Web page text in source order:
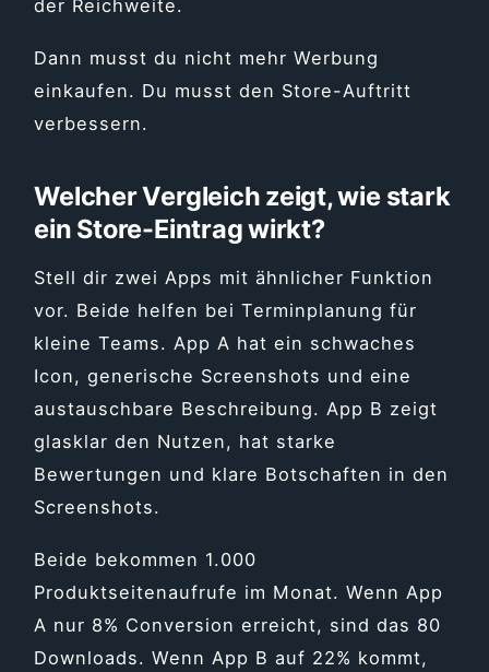
der Reichweite.
Dann musst du nicht mehr Werbung
einkaufen. Du musst den Store-Auftritt
verbessern.
Welcher Vergleich zeigt, wie stark
ein Store-Eintrag wirkt?
Stell dir zwei Apps mit ähnlicher Funktion
vor. Beide helfen bei Terminplanung für
kleine Teams. App A hat ein schwaches
Icon, generische Screenshots und eine
austauschbare Beschreibung. App B zeigt
glasklar den Nutzen, hat starke
Bewertungen und klare Botschaften in den
Screenshots.
Beide bekommen 1.000
Produktseitenaufrufe im Monat. Wenn App
A nur 8% Conversion erreicht, sind das 80
Downloads. Wenn App B auf 22% kommt,